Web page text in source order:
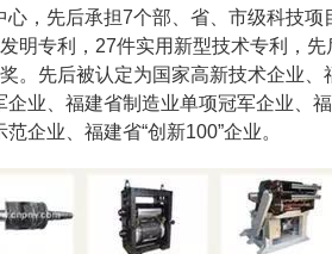
心，先后承担7个部、省、市级科技
明专利，27件实用新型技术专利，
。先后被认定为国家高新技术企业
企业、福建省制造业单项冠军企业、
企业、福建省“创新100”企业。